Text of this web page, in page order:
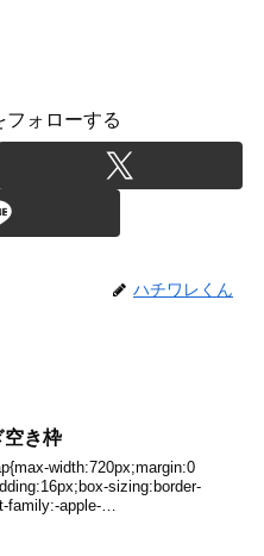
フォローする
ハチワレくん
空き枠
width:720px;margin:0
sizing:border-
family:-apple-